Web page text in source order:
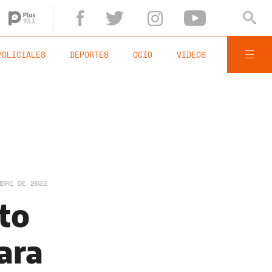
DEPORTES OCIO VIDEOS
DE 2022